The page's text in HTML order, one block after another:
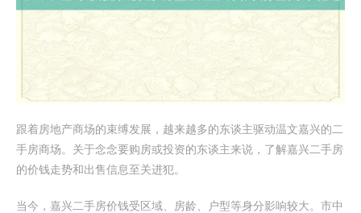
跟着房地产商场的束缚发展，越来越多的东谈主驱动温文嘉兴的二
手房商场。关于念念要购房或投资的东谈主来说，了解嘉兴二手房
的价钱走势和出售信息至关进犯。
当今，嘉兴二手房价钱受区域、房龄、户型等身分影响较大。市中